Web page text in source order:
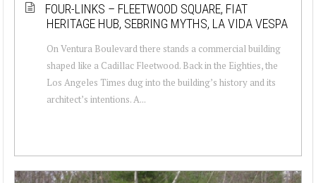
FOUR-LINKS – FLEETWOOD SQUARE, FIAT
HERITAGE HUB, SEBRING MYTHS, LA VIDA VESPA
On Ventura Boulevard there stands a commercial building
shaped like a Cadillac Fleetwood. Back in the Eighties, the
Los Angeles Times dug into the building’s history and its
architect’s intentions. A...